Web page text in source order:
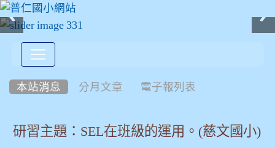
本站消息 分月文章 電子報列表
研習主題：SEL在班級的運用。(慈文國小)